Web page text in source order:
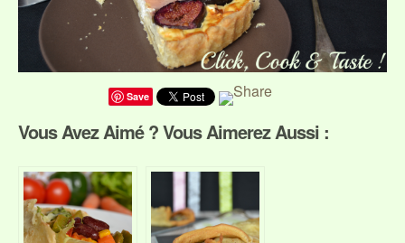
Save
Vous Avez Aimé ? Vous Aimerez Aussi :